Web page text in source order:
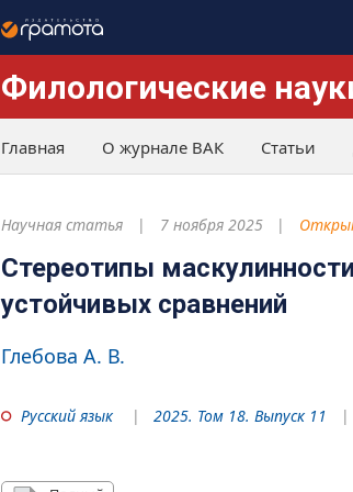
Филологические
Главная О журнале ВАК Статьи
Научная статья 7 ноября 2025
Стереотипы
устойчивых сравнений
Глебова А. В.
Русский язык 2025. Том 18. Выпуск 11